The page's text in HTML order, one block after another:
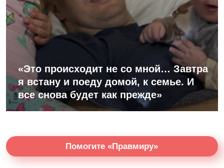
«Это происходит не со мной… Завтра
я встану и поеду домой, к семье. И
все снова будет как прежде»
Помогите «Правмиру»